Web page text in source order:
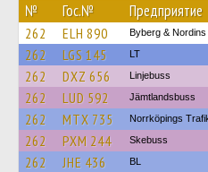
№ Гос.№ Предприятие
262 ELH 890 Byberg & Nordins
262 LGS 145 LT
262 DXZ 656 Linjebuss
262 LUD 592 Jämtlandsbuss
262 MTX 735 Norrköpings
262 PXM 244 Skebuss
262 JHE 436 BL